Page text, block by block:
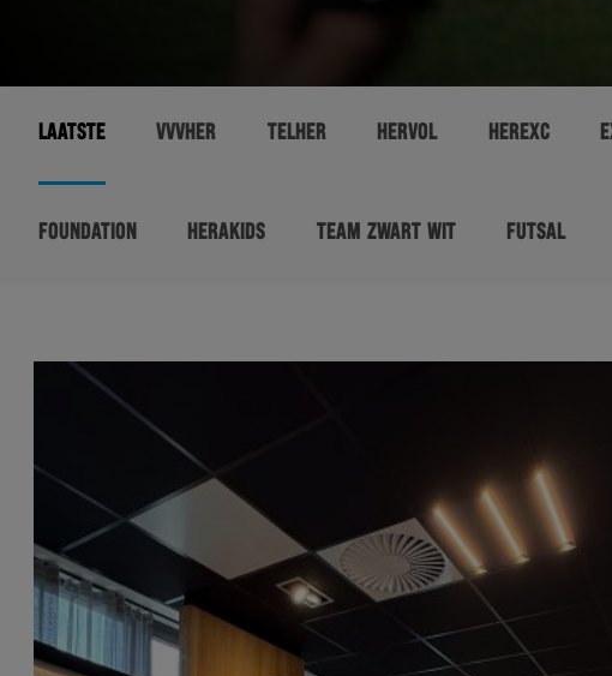
LAATSTE VVVHER TELHER HERVOL HEREXC
FOUNDATION HERAKIDS TEAM ZWART WIT FUTSAL